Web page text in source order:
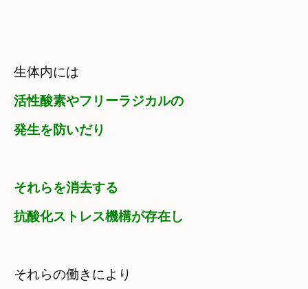
生体内には
活性酸素やフリーラジカルの
発生を防いだり
それらを消去する
抗酸化ストレス機構が存在し
それらの働きにより